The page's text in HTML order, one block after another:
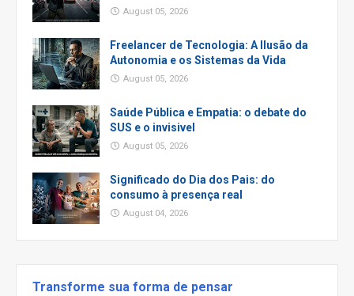
August 05, 2026
Freelancer de Tecnologia: A Ilusão da
Autonomia e os Sistemas da Vida
August 05, 2026
Saúde Pública e Empatia: o debate do
SUS e o invisivel
August 05, 2026
Significado do Dia dos Pais: do
consumo à presença real
August 04, 2026
Transforme sua forma de pensar